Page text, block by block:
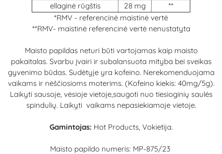
ellaginė rūgštis
28 mg
**
*RMV - referencinė maistinė vertė
**RMV- maistinė referencinė vertė nenustatyta
Maisto papildas neturi būti vartojamas kaip maisto
pakaitalas. Svarbu įvairi ir subalansuota mityba bei sveikas
gyvenimo būdas. Sudėtyje yra kofeino. Nerekomenduojama
vaikams ir nėščiosioms moterims. (Kofeino kiekis: 40mg/5g).
Laikyti sausoje, vėsioje vietoje,saugoti nuo tiesioginių saulės
spindulių. Laikyti vaikams nepasiekiamoje vietoje.
Gamintojas: Hot Products, Vokietija.
Maisto papildo numeris: MP-875/23